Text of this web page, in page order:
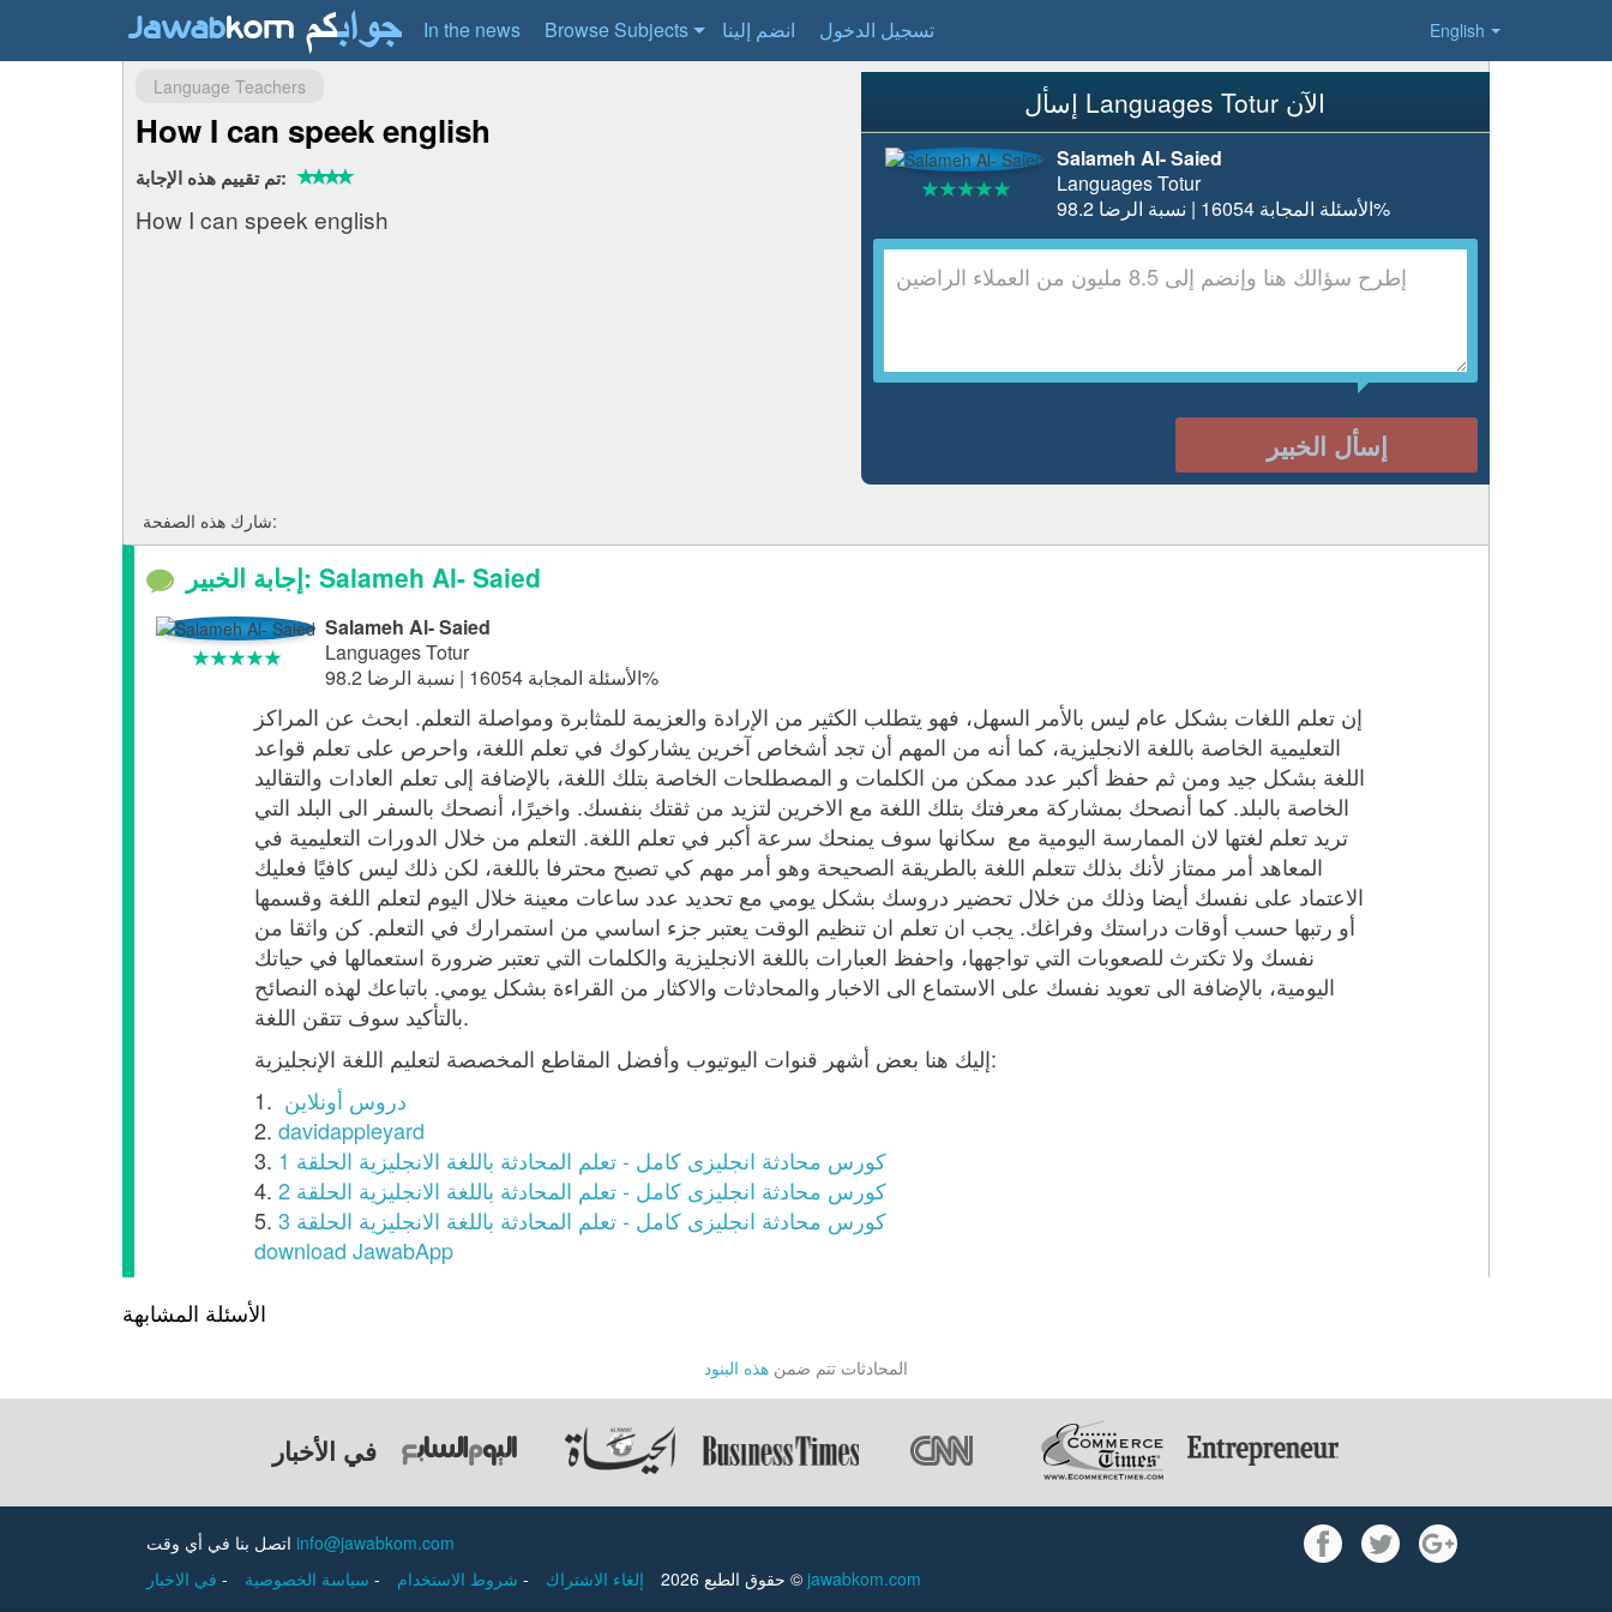
English
In the news Browse Subjects انضم إلينا تسجيل الدخول
إسأل Languages Totur الآن
Salameh Al- Saied
Languages Totur
الأسئلة المجابة 16054 | نسبة الرضا 98.2%
إسأل الخبير
Language Teachers
How I can speek english
تم تقييم هذه الإجابة:
How I can speek english
شارك هذه الصفحة:
إجابة الخبير: Salameh Al- Saied
Salameh Al- Saied
Languages Totur
الأسئلة المجابة 16054 | نسبة الرضا 98.2%
إن تعلم اللغات بشكل عام ليس بالأمر السهل، فهو يتطلب الكثير من الإرادة والعزيمة للمثابرة ومواصلة التعلم. ابحث عن المراكز
التعليمية الخاصة باللغة الانجليزية، كما أنه من المهم أن تجد أشخاص آخرين يشاركوك في تعلم اللغة، واحرص على تعلم قواعد
اللغة بشكل جيد ومن ثم حفظ أكبر عدد ممكن من الكلمات و المصطلحات الخاصة بتلك اللغة، بالإضافة إلى تعلم العادات والتقاليد
الخاصة بالبلد. كما أنصحك بمشاركة معرفتك بتلك اللغة مع الاخرين لتزيد من ثقتك بنفسك. واخيرًا، أنصحك بالسفر الى البلد التي
تريد تعلم لغتها لان الممارسة اليومية مع سكانها سوف يمنحك سرعة أكبر في تعلم اللغة. التعلم من خلال الدورات التعليمية في
المعاهد أمر ممتاز لأنك بذلك تتعلم اللغة بالطريقة الصحيحة وهو أمر مهم كي تصبح محترفا باللغة، لكن ذلك ليس كافيًا فعليك
الاعتماد على نفسك أيضا وذلك من خلال تحضير دروسك بشكل يومي مع تحديد عدد ساعات معينة خلال اليوم لتعلم اللغة وقسمها
أو رتبها حسب أوقات دراستك وفراغك. يجب ان تعلم ان تنظيم الوقت يعتبر جزء اساسي من استمرارك في التعلم. كن واثقا من
نفسك ولا تكترث للصعوبات التي تواجهها، واحفظ العبارات باللغة الانجليزية والكلمات التي تعتبر ضرورة استعمالها في حياتك
اليومية، بالإضافة الى تعويد نفسك على الاستماع الى الاخبار والمحادثات والاكثار من القراءة بشكل يومي. باتباعك لهذه النصائح
بالتأكيد سوف تتقن اللغة.
إليك هنا بعض أشهر قنوات اليوتيوب وأفضل المقاطع المخصصة لتعليم اللغة الإنجليزية:
1. دروس أونلاين
2. davidappleyard
3.
كورس محادثة انجليزى كامل - تعلم المحادثة باللغة الانجليزية الحلقة 1
4.
كورس محادثة انجليزى كامل - تعلم المحادثة باللغة الانجليزية الحلقة 2
5.
كورس محادثة انجليزى كامل - تعلم المحادثة باللغة الانجليزية الحلقة 3
download JawabApp
الأسئلة المشابهة
المحادثات تتم ضمن هذه البنود
في الأخبار
info@jawabkom.com
- - - إلغاء الاشتراك حقوق الطبع 2026 © jawabkom.com